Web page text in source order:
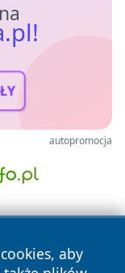
autopromocja
aby